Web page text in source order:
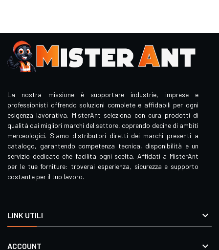
La nostra missione è supportare industrie, imprese e
professionisti offrendo soluzioni complete e affidabili per ogni
esigenza lavorativa. MisterAnt seleziona con cura prodotti di
qualità dai migliori marchi del settore, coprendo decine di ambiti
merceologici. Siamo distributori diretti dei marchi presenti a
catalogo, garantendo competenza tecnica, disponibilità e un
servizio dedicato che facilita ogni scelta. Affidati a MisterAnt
per le tue forniture: troverai esperienza, sicurezza e supporto
costante per il tuo lavoro.
LINK UTILI 
ACCOUNT 